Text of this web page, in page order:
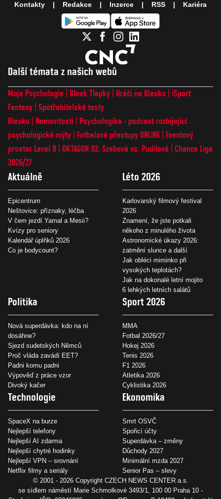
Další témata z našich webů
Moje Psychologie Blesk Tlapky Hráči na Blesku
iSport
Fantasy Spotřebitelské testy
Blesku
Nemovitosti
Psychologika - podcast rozbíjející
psychologické mýty
Fotbalové přestupy ONLINE
Eventový
prostor Level 9 OKTAGON 92: Szabová vs. Pudilová
Chance Liga
2026/27
Aktuálně
Epicentrum
Neštovice: příznaky, léčba
V čem jezdí Yamal a Mesii?
Kvízy pro seniory
Kalendář úplňků 2026
Co je bodycount?
Léto 2026
Karlovarský filmový festival
2026
Znamení, že jste potkali
někoho z minulého života
Astronomické úkazy 2026:
zatmění slunce a další
Jak obléci miminko při
vysokých teplotách?
Jak na dokonalé letní mojito
6 lehkých letních salátů
Politika
Nová superdávka: kdo na ní
dosáhne?
Sjezd sudetských Němců
Proč vláda zavádí EET?
Padni komu padni
Výpověď z práce vzor
Divoký kačer
Sport 2026
MMA
Fotbal 2026/27
Hokej 2026
Tenis 2026
F1 2026
Atletika 2026
Cyklistika 2026
Technologie
SpaceX na burze
Nejlepší telefony
Nejlepší AI zdarma
Nejlepší chytré hodinky
Nejlepší VPN – srovnání
Netflix filmy a seriály
Ekonomika
Smrt OSVČ
Spořicí účty
Superdávka – změny
Důchody 2027
Minimální mzda 2027
Senior Pas – slevy
Kontakty Redakce Inzerce RSS Kariéra
© 2001 - 2026 Copyright CZECH NEWS CENTER a.s.
se sídlem náměstí Marie Schmolkové 3493/1, 100 00 Praha 10 -